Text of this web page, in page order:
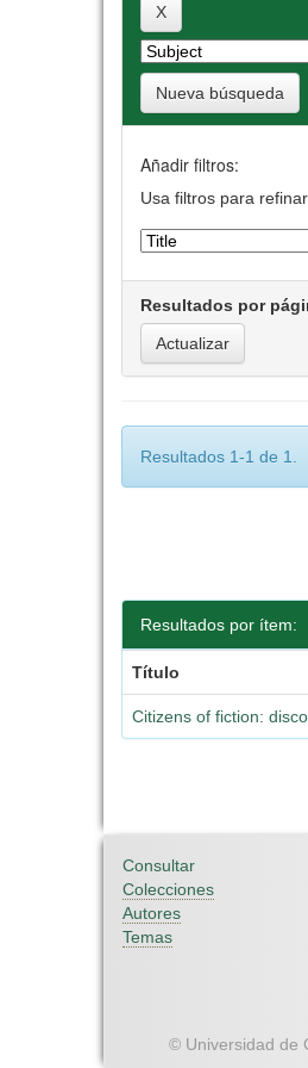
Nueva búsqueda
Añadir filtros:
Usa filtros para
Resultados por
Resultados 1-1 de 1.
Resultados por ítem:
Título
Citizens of fiction:
Consultar
Colecciones
Autores
Temas
© Universidad de